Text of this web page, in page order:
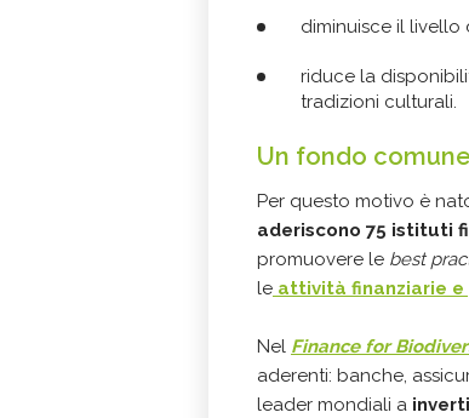
diminuisce il livello
riduce la
tradizioni culturali.
Un fondo
Per questo motivo è
aderiscono 75 istituti
promuovere le best
le attività finanziarie
Nel Finance for
aderenti: banche,
leader mondiali a